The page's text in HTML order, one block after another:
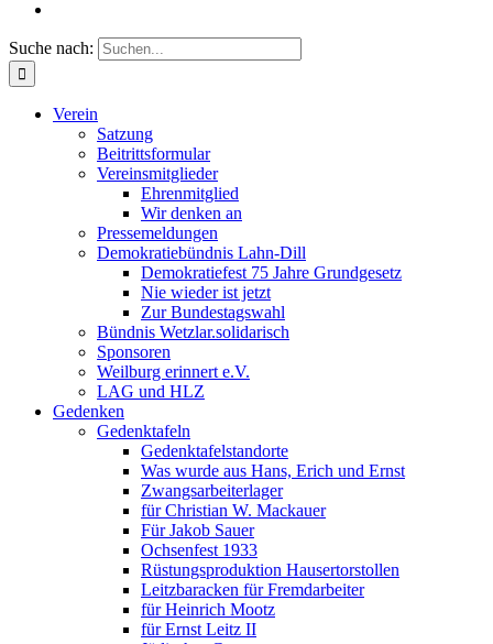
Suche nach:
Verein
Satzung
Beitrittsformular
Vereinsmitglieder
Ehrenmitglied
Wir denken an
Pressemeldungen
Demokratiebündnis Lahn-Dill
Demokratiefest 75 Jahre Grundgesetz
Nie wieder ist jetzt
Zur Bundestagswahl
Bündnis Wetzlar.solidarisch
Sponsoren
Weilburg erinnert e.V.
LAG und HLZ
Gedenken
Gedenktafeln
Gedenktafelstandorte
Was wurde aus Hans, Erich und Ernst
Zwangsarbeiterlager
für Christian W. Mackauer
Für Jakob Sauer
Ochsenfest 1933
Rüstungsproduktion Hausertorstollen
Leitzbaracken für Fremdarbeiter
für Heinrich Mootz
für Ernst Leitz II